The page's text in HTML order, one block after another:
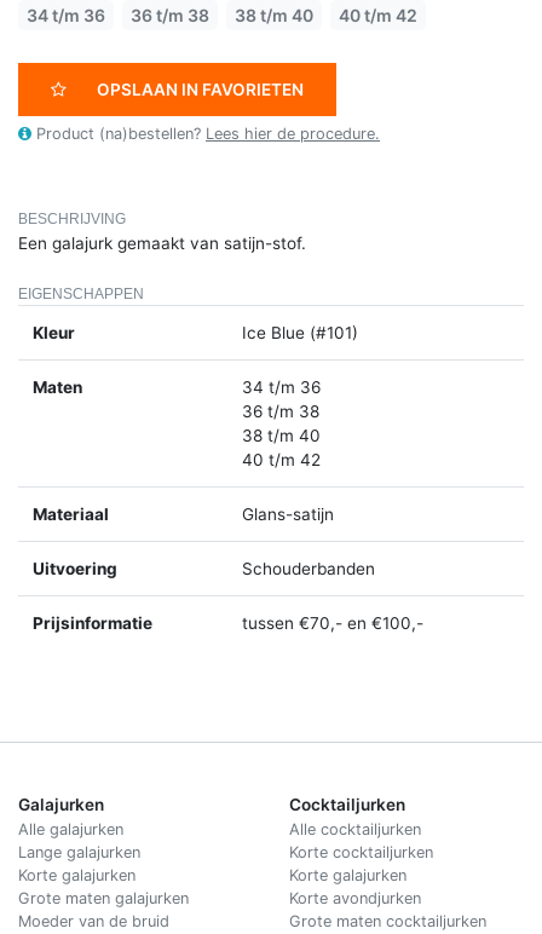
34 t/m 36 36 t/m 38 38 t/m 40 40 t/m 42
OPSLAAN IN FAVORIETEN
Product (na)bestellen? Lees hier de procedure.
BESCHRIJVING
Een galajurk gemaakt van satijn-stof.
EIGENSCHAPPEN
Kleur Ice Blue (#101)
Maten
34 t/m 36
36 t/m 38
38 t/m 40
40 t/m 42
Materiaal Glans-satijn
Uitvoering Schouderbanden
Prijsinformatie tussen €70,- en €100,-
Galajurken
Alle galajurken
Lange galajurken
Korte galajurken
Grote maten galajurken
Moeder van de bruid
Cocktailjurken
Alle cocktailjurken
Korte cocktailjurken
Korte galajurken
Korte avondjurken
Grote maten cocktailjurken